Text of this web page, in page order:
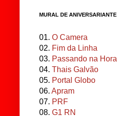
MURAL DE ANIVERSARIANTE
01. O Camera
02. Fim da Linha
03. Passando na Hora
04. Thais Galvão
05. Portal Globo
06. Apram
07. PRF
08. G1 RN